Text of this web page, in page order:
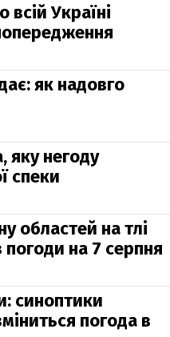
всій Україні
як надовго
яку негоду
спеки
областей на тлі
погоди на 7 серпня
синоптики
погода в